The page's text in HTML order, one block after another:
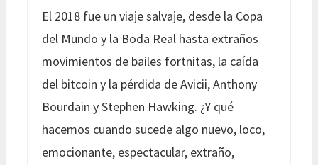
El 2018 fue un viaje salvaje, desde la Copa
del Mundo y la Boda Real hasta extraños
movimientos de bailes fortnitas, la caída
del bitcoin y la pérdida de Avicii, Anthony
Bourdain y Stephen Hawking. ¿Y qué
hacemos cuando sucede algo nuevo, loco,
emocionante, espectacular, extraño,